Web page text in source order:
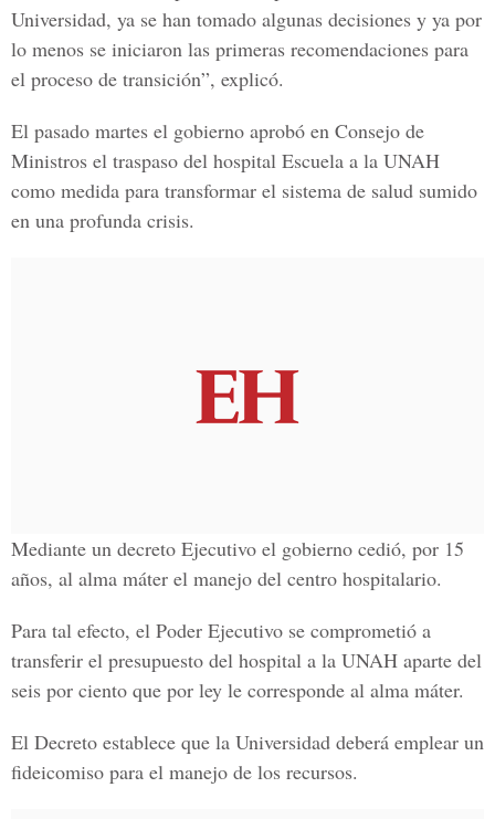
Universidad, ya se han tomado algunas decisiones y ya por
lo menos se iniciaron las primeras recomendaciones para
el proceso de transición”, explicó.
El pasado martes el gobierno aprobó en Consejo de
Ministros el traspaso del hospital Escuela a la UNAH
como medida para transformar el sistema de salud sumido
en una profunda crisis.
Mediante un decreto Ejecutivo el gobierno cedió, por 15
años, al alma máter el manejo del centro hospitalario.
Para tal efecto, el Poder Ejecutivo se comprometió a
transferir el presupuesto del hospital a la UNAH aparte del
seis por ciento que por ley le corresponde al alma máter.
El Decreto establece que la Universidad deberá emplear un
fideicomiso para el manejo de los recursos.